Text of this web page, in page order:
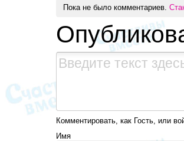
Пока не было комментариев.
Комментировать, как Гость, или
Имя